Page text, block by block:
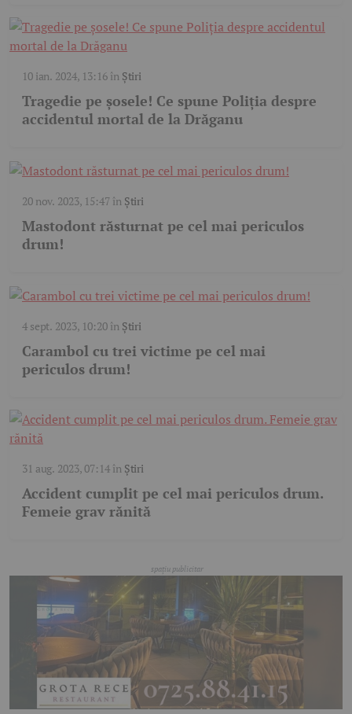
10 ian. 2024, 13:16în Știri
Tragedie pe șosele! Ce spune Poliția despre
accidentul mortal de la Drăganu
20 nov. 2023, 15:47în Știri
Mastodont răsturnat pe cel mai periculos
drum!
4 sept. 2023, 10:20în Știri
Carambol cu trei victime pe cel mai
periculos drum!
31 aug. 2023, 07:14în Știri
Accident cumplit pe cel mai periculos drum.
Femeie grav rănită